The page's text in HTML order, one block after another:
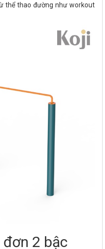
thể thao đường như workout
2 bậc